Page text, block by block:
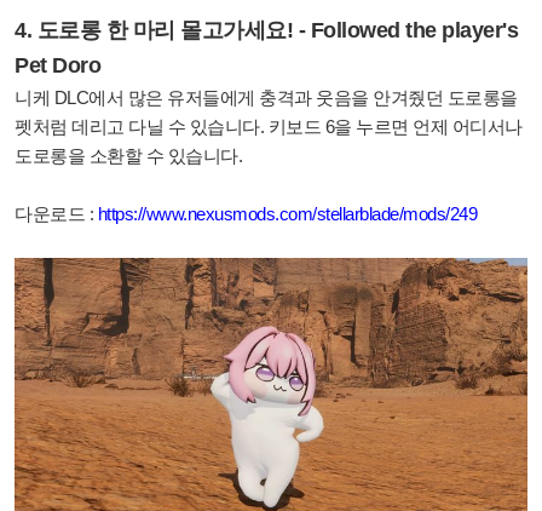
4. 도로롱 한 마리 몰고가세요! - Followed the player's
Pet Doro
니케 DLC에서 많은 유저들에게 충격과 웃음을 안겨줬던 도로롱을
펫처럼 데리고 다닐 수 있습니다. 키보드 6을 누르면 언제 어디서나
도로롱을 소환할 수 있습니다.
다운로드 : https://www.nexusmods.com/stellarblade/mods/249